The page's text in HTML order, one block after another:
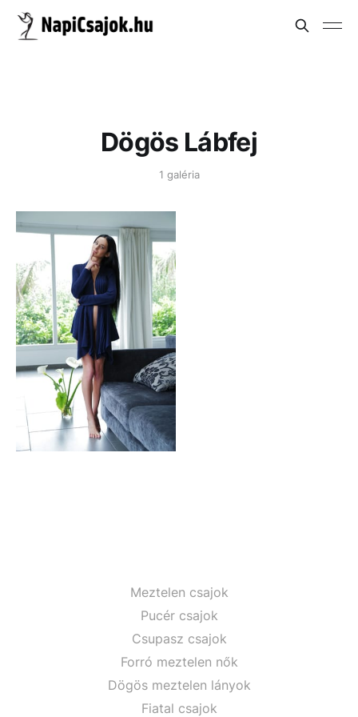
Dögös Lábfej
1 galéria
Meztelen csajok
Pucér csajok
Csupasz csajok
Forró meztelen nők
Dögös meztelen lányok
Fiatal csajok